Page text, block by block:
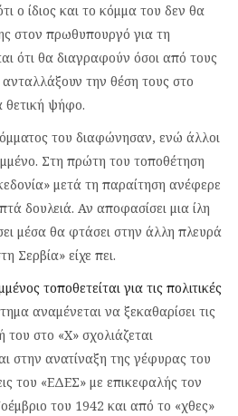
ο ίδιος και το κόμμα του δεν θα
στον πρωθυπουργό για τη
ότι θα διαγραφούν όσοι από τους
την θέση τους στο
θετική ψήφο.
του διαφώνησαν, ενώ άλλοι
Στη πρώτη του τοποθέτηση
μετά τη παραίτηση ανέφερε
δουλειά. Αν αποφασίσει μια ίλη
μέσα θα φτάσει στην άλλη πλευρά
Σερβία» είχε πει.
τοποθετείται για τις πολιτικές
αναμένεται να ξεκαθαρίσει τις
στο «Χ» σχολιάζεται
στην ανατίναξη της γέφυρας του
του «ΕΔΕΣ» με επικεφαλής τον
του 1942 και από το «χθες»